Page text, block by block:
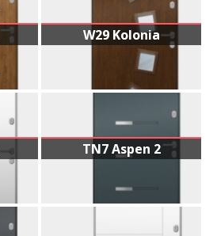
W29 Kolonia
TN7 Aspen 2